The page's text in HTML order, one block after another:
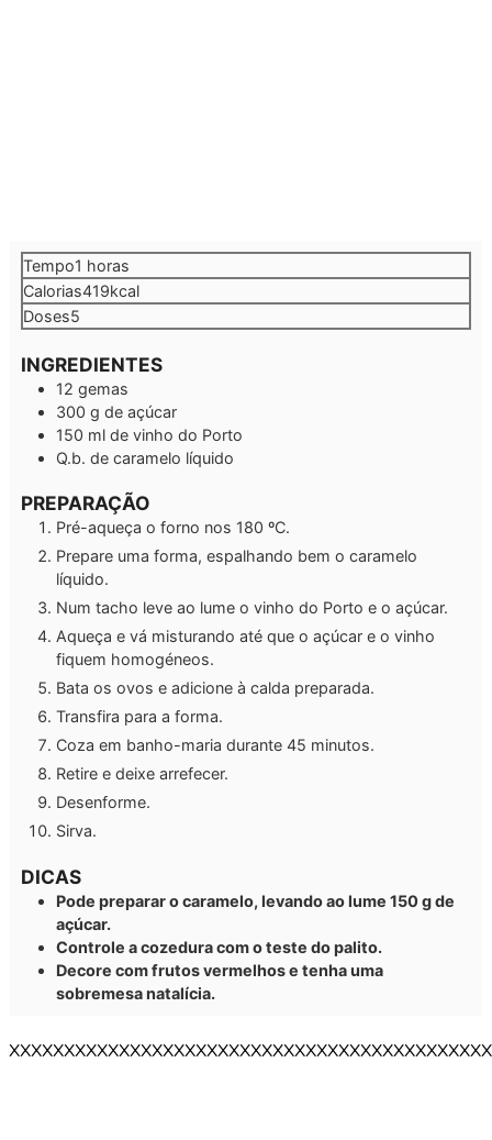
Tempo1 hora
horas
Calorias419kcal
Doses5
INGREDIENTES
12 gemas
300 g de açúcar
150 ml de vinho do Porto
Q.b. de caramelo líquido
PREPARAÇÃO
Pré-aqueça o forno nos 180 ºC.
Prepare uma forma, espalhando bem o caramelo
líquido.
Num tacho leve ao lume o vinho do Porto e o açúcar.
Aqueça e vá misturando até que o açúcar e o vinho
fiquem homogéneos.
Bata os ovos e adicione à calda preparada.
Transfira para a forma.
Coza em banho-maria durante 45 minutos.
Retire e deixe arrefecer.
Desenforme.
Sirva.
DICAS
Pode preparar o caramelo, levando ao lume 150 g de
açúcar.
Controle a cozedura com o teste do palito.
Decore com frutos vermelhos e tenha uma
sobremesa natalícia.